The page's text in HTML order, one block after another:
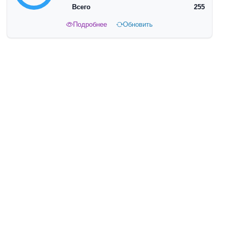
Всего
255
Подробнее Обновить